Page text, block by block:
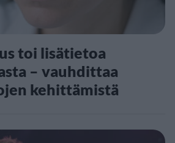
toi lisätietoa
– vauhdittaa
kehittämistä